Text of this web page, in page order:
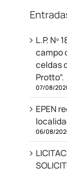
L.P. Nº
campo
celdas
Protto”.
07/08/
EPEN
06/08/